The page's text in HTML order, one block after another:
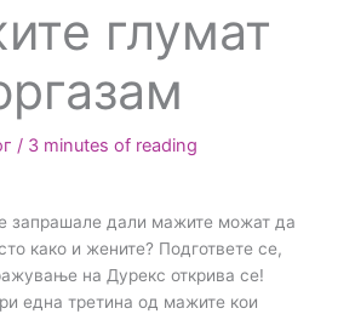
глумат
/ 3 minutes of reading
запрашале дали мажите можат да
како и жените? Подгответе се,
на Дурекс открива се!
една третина од мажите кои